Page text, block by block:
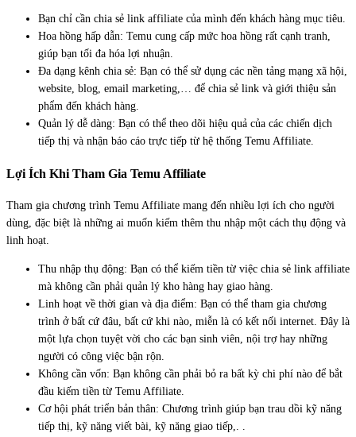
Bạn chỉ cần chia sẻ link affiliate của mình đến khách hàng mục tiêu.
Hoa hồng hấp dẫn: Temu cung cấp mức hoa hồng rất cạnh tranh,
giúp bạn tối đa hóa lợi nhuận.
Đa dạng kênh chia sẻ: Bạn có thể sử dụng các nền tảng mạng xã hội,
website, blog, email marketing,… để chia sẻ link và giới thiệu sản
phẩm đến khách hàng.
Quản lý dễ dàng: Bạn có thể theo dõi hiệu quả của các chiến dịch
tiếp thị và nhận báo cáo trực tiếp từ hệ thống Temu Affiliate.
Lợi Ích Khi Tham Gia Temu Affiliate
Tham gia chương trình Temu Affiliate mang đến nhiều lợi ích cho người
dùng, đặc biệt là những ai muốn kiếm thêm thu nhập một cách thụ động và
linh hoạt.
Thu nhập thụ động: Bạn có thể kiếm tiền từ việc chia sẻ link affiliate
mà không cần phải quản lý kho hàng hay giao hàng.
Linh hoạt về thời gian và địa điểm: Bạn có thể tham gia chương
trình ở bất cứ đâu, bất cứ khi nào, miễn là có kết nối internet. Đây là
một lựa chọn tuyệt vời cho các bạn sinh viên, nội trợ hay những
người có công việc bận rộn.
Không cần vốn: Bạn không cần phải bỏ ra bất kỳ chi phí nào để bắt
đầu kiếm tiền từ Temu Affiliate.
Cơ hội phát triển bản thân: Chương trình giúp bạn trau dồi kỹ năng
tiếp thị, kỹ năng viết bài, kỹ năng giao tiếp,. .